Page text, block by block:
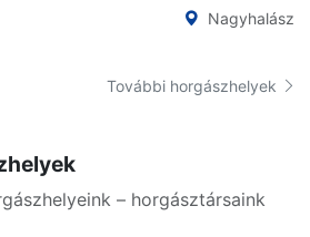
Nagyhalász
További horgászhelyek
– horgásztársaink